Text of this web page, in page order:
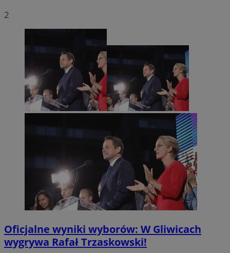
2
Oficjalne wyniki wyborów: W Gliwicach
wygrywa Rafał Trzaskowski!